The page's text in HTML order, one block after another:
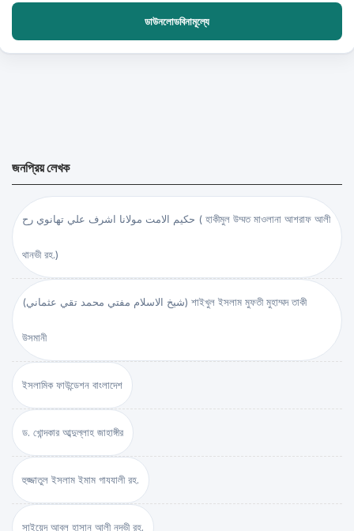
ডাউনলোডবিনামূল্যে
জনপ্রিয় লেখক
حكيم الامت مولانا اشرف علي تهانوي رح ( হাকীমুল উম্মত মাওলানা আশরাফ আলী
থানভী রহ.)
(شيخ الاسلام مفتي محمد تقي عثماني) শাইখুল ইসলাম মুফতী মুহাম্মদ তাকী
উসমানী
ইসলামিক ফাউন্ডেশন বাংলাদেশ
ড. খোন্দকার আব্দুল্লাহ জাহাঙ্গীর
হুজ্জাতুল ইসলাম ইমাম গাযযালী রহ.
সাইয়েদ আবুল হাসান আলী নদভী রহ.